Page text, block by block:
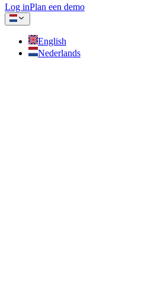
Log inPlan een demo
English
Nederlands